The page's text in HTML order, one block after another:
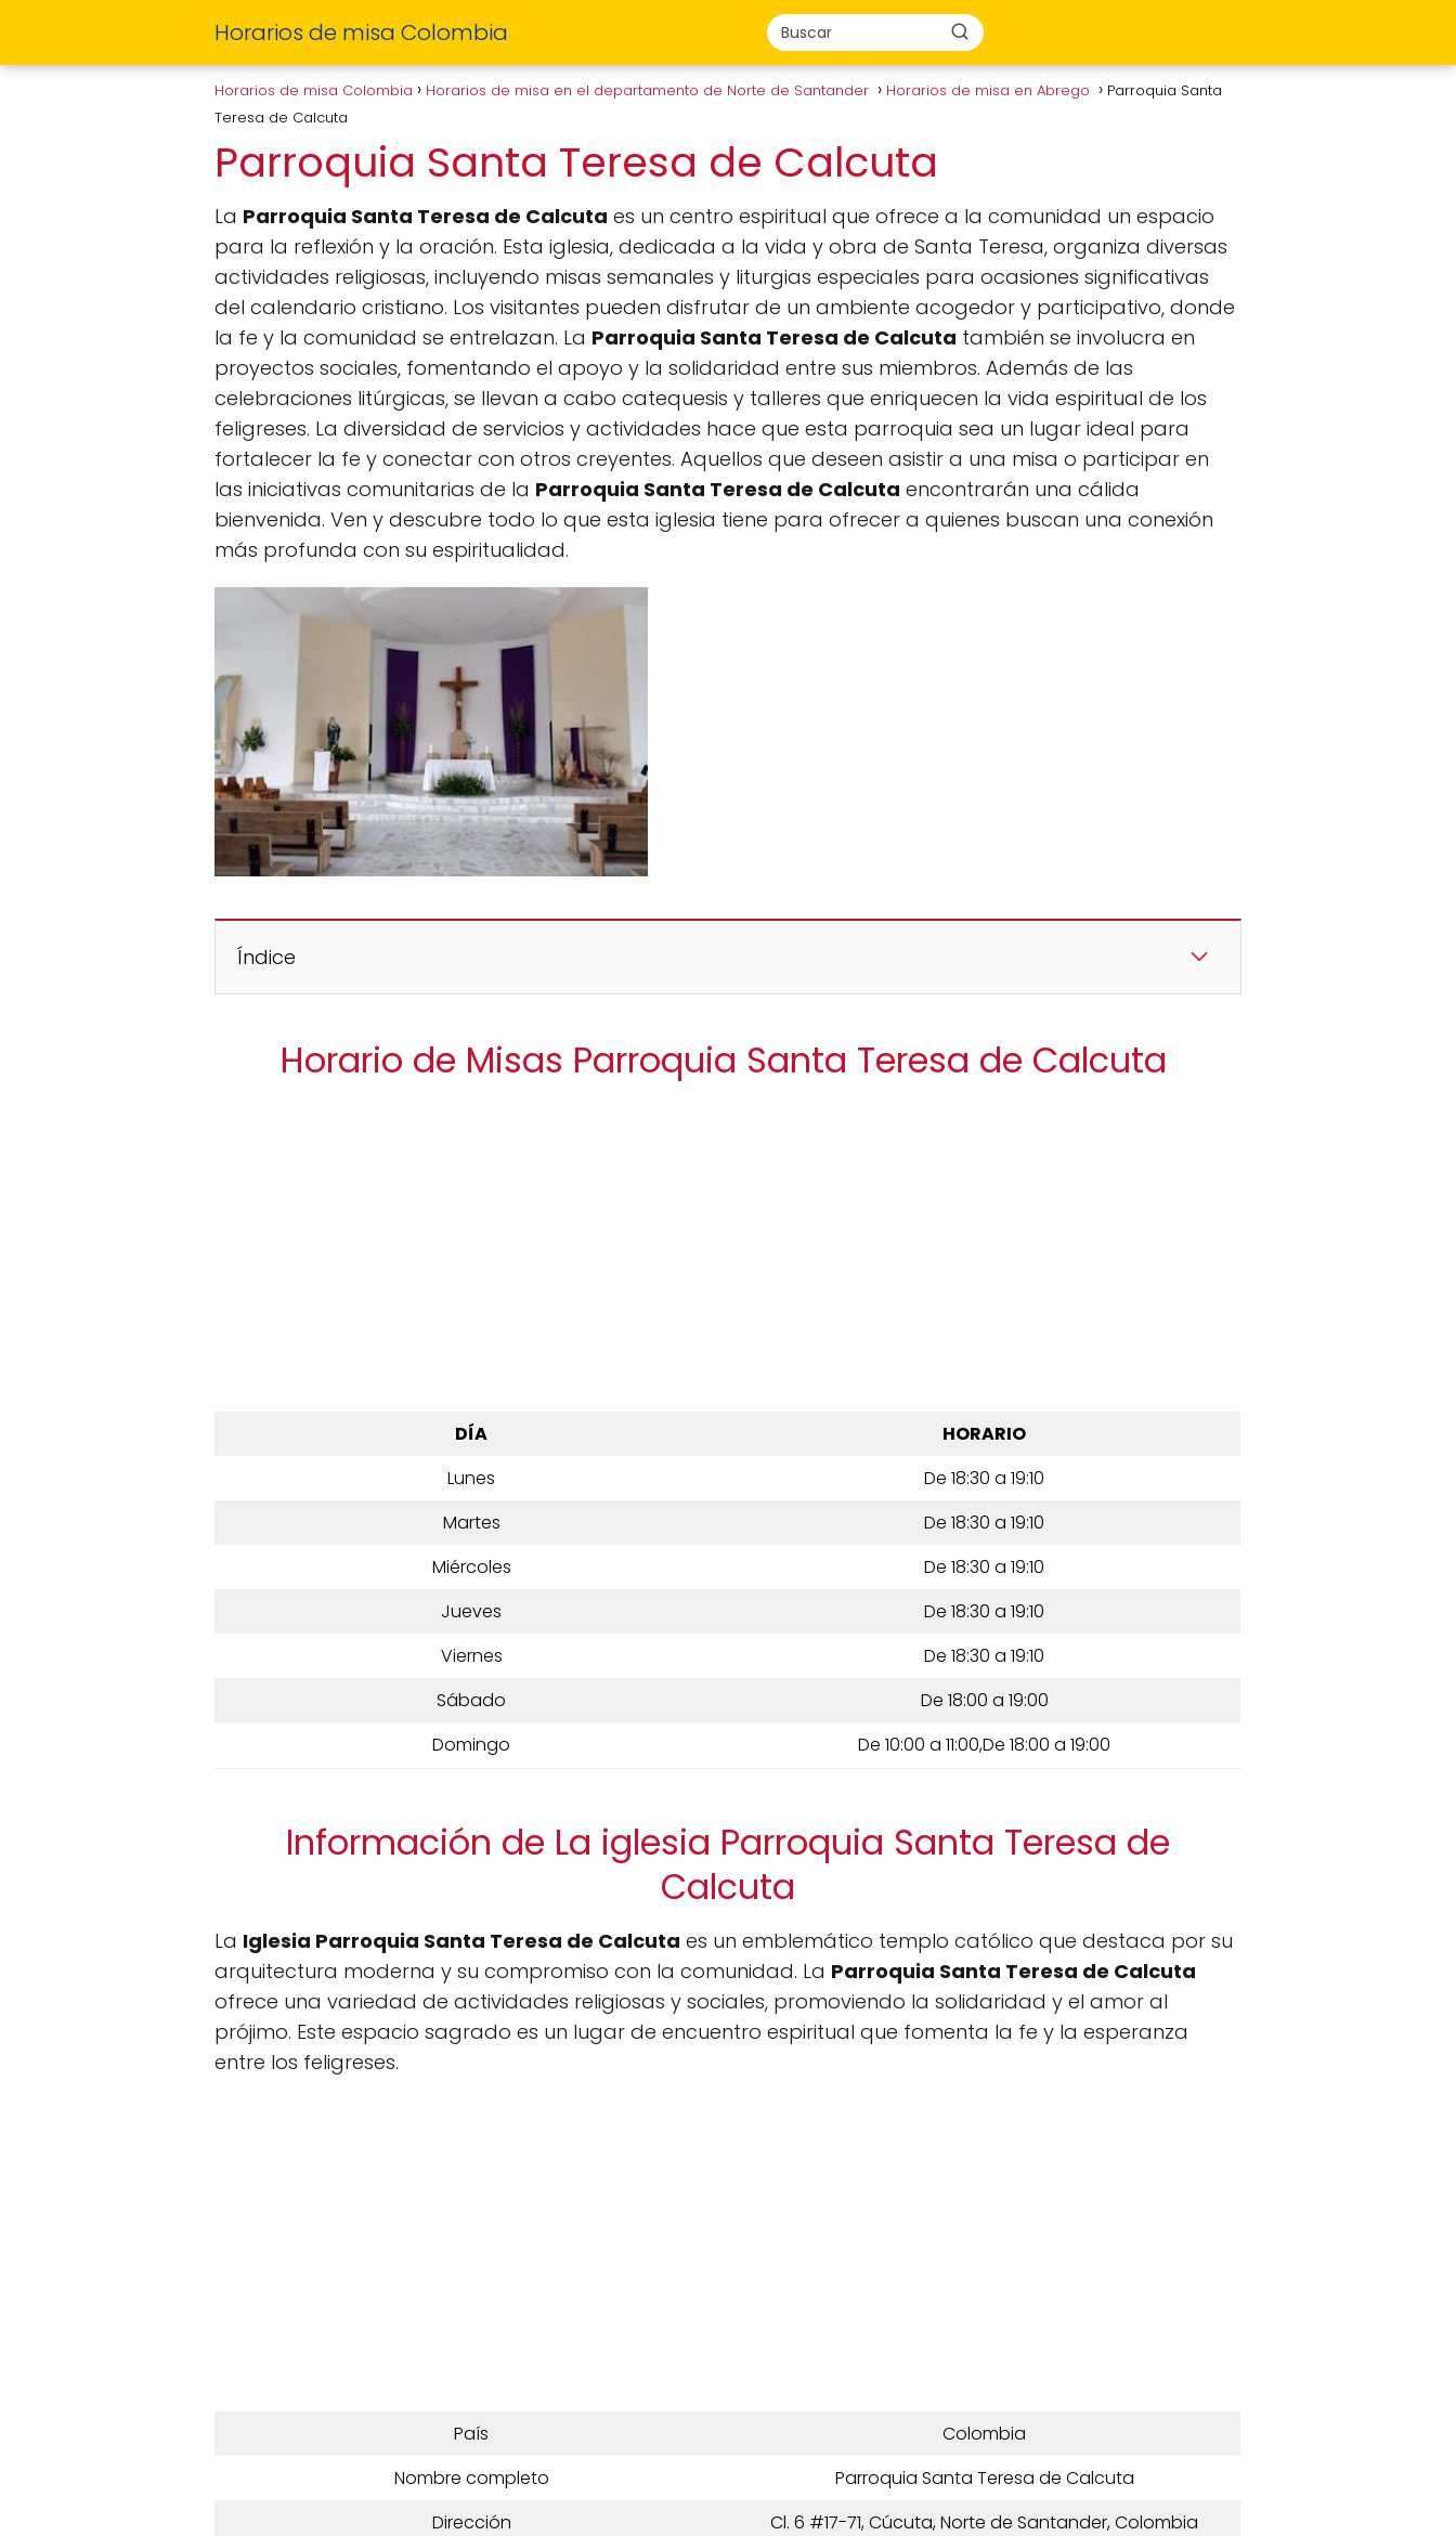
Horarios de misa Colombia
Horarios de misa Colombia Horarios de misa en el departamento de Norte de Santander Horarios de misa en Abrego
Parroquia Santa
Teresa de Calcuta
Parroquia Santa Teresa de Calcuta
La Parroquia Santa Teresa de Calcuta es un centro espiritual que ofrece a la comunidad un espacio
para la reflexión y la oración. Esta iglesia, dedicada a la vida y obra de Santa Teresa, organiza diversas
actividades religiosas, incluyendo misas semanales y liturgias especiales para ocasiones significativas
del calendario cristiano. Los visitantes pueden disfrutar de un ambiente acogedor y participativo, donde
la fe y la comunidad se entrelazan. La Parroquia Santa Teresa de Calcuta también se involucra en
proyectos sociales, fomentando el apoyo y la solidaridad entre sus miembros. Además de las
celebraciones litúrgicas, se llevan a cabo catequesis y talleres que enriquecen la vida espiritual de los
feligreses. La diversidad de servicios y actividades hace que esta parroquia sea un lugar ideal para
fortalecer la fe y conectar con otros creyentes. Aquellos que deseen asistir a una misa o participar en
las iniciativas comunitarias de la Parroquia Santa Teresa de Calcuta encontrarán una cálida
bienvenida. Ven y descubre todo lo que esta iglesia tiene para ofrecer a quienes buscan una conexión
más profunda con su espiritualidad.
Índice
Horario de Misas Parroquia Santa Teresa de Calcuta
DÍA
HORARIO
Lunes
De 18:30 a 19:10
Martes
De 18:30 a 19:10
Miércoles
De 18:30 a 19:10
Jueves
De 18:30 a 19:10
Viernes
De 18:30 a 19:10
Sábado
De 18:00 a 19:00
Domingo
De 10:00 a 11:00,De 18:00 a 19:00
Información de La iglesia Parroquia Santa Teresa de
Calcuta
La Iglesia Parroquia Santa Teresa de Calcuta es un emblemático templo católico que destaca por su
arquitectura moderna y su compromiso con la comunidad. La Parroquia Santa Teresa de Calcuta
ofrece una variedad de actividades religiosas y sociales, promoviendo la solidaridad y el amor al
prójimo. Este espacio sagrado es un lugar de encuentro espiritual que fomenta la fe y la esperanza
entre los feligreses.
País
Colombia
Nombre completo
Parroquia Santa Teresa de Calcuta
Dirección
Cl. 6 #17-71, Cúcuta, Norte de Santander, Colombia